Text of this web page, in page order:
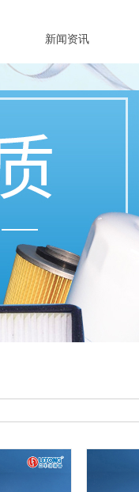
新闻资讯